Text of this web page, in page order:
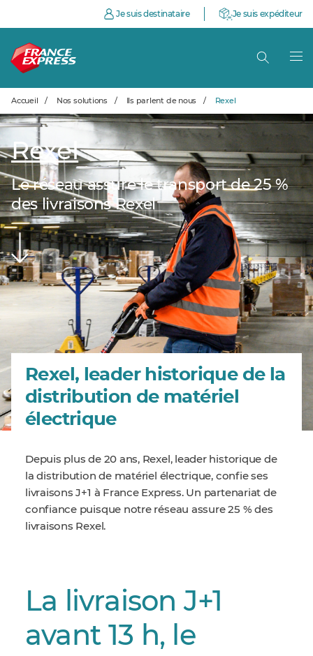
Je suis destinataire Je suis expéditeur
Accueil / Nos solutions / Ils parlent de nous / Rexel
Rexel
Le réseau assure le transport de 25 %
des livraisons Rexel
Rexel, leader historique de la
distribution de matériel
électrique
Depuis plus de 20 ans, Rexel, leader historique de
la distribution de matériel électrique, confie ses
livraisons J+1 à France Express. Un partenariat de
confiance puisque notre réseau assure 25 % des
livraisons Rexel.
La livraison J+1
avant 13 h, le